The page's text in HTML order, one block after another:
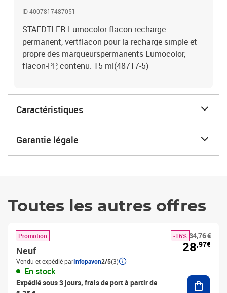
ID 4007817487051
STAEDTLER Lumocolor flacon recharge
permanent, vertflacon pour la recharge simple et
propre des marqueurspermanents Lumocolor,
flacon-PP, contenu: 15 ml(48717-5)
Caractéristiques
Garantie légale
Toutes les autres offres
Promotion
Neuf
Vendu et expédié parInfopavon2/5(3)
En stock
Expédié sous 3 jours, frais de port à partir de
34,76 €
-16%
28,97€